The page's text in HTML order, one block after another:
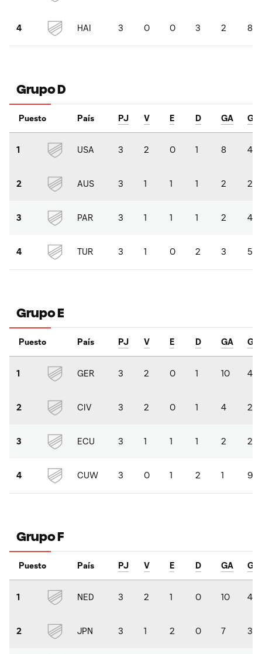
4 HAI 3 0 0 3 2 8
Grupo D
Puesto País PJ V E D GA GC
1 USA 3 2 0 1 8 4
2 AUS 3 1 1 1 2 2
3 PAR 3 1 1 1 2 4
4 TUR 3 1 0 2 3 5
Grupo E
Puesto País PJ V E D GA GC
1 GER 3 2 0 1 10 4
2 CIV 3 2 0 1 4 2
3 ECU 3 1 1 1 2 2
4 CUW 3 0 1 2 1 9
Grupo F
Puesto País PJ V E D GA GC
1 NED 3 2 1 0 10 4
2 JPN 3 1 2 0 7 3